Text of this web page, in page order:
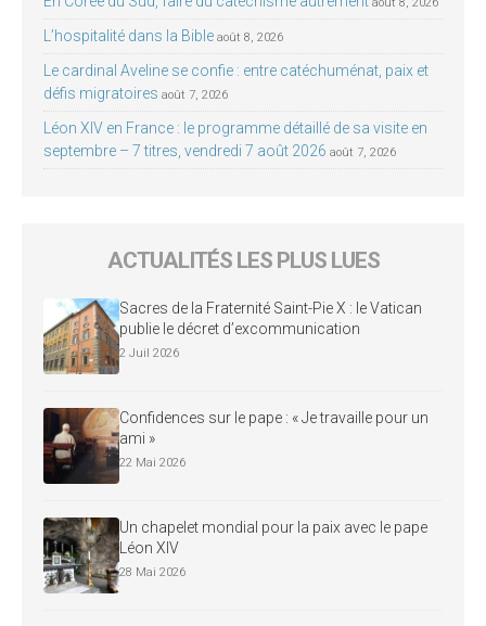
L’hospitalité dans la Bible août 8, 2026
Le cardinal Aveline se confie : entre catéchuménat, paix et
défis migratoires août 7, 2026
Léon XIV en France : le programme détaillé de sa visite en
septembre – 7 titres, vendredi 7 août 2026 août 7, 2026
ACTUALITÉS LES PLUS LUES
Sacres de la Fraternité Saint-Pie X : le Vatican
publie le décret d’excommunication
2 Juil 2026
Confidences sur le pape : « Je travaille pour un
ami »
22 Mai 2026
Un chapelet mondial pour la paix avec le pape
Léon XIV
28 Mai 2026